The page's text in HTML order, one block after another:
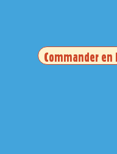
Commander